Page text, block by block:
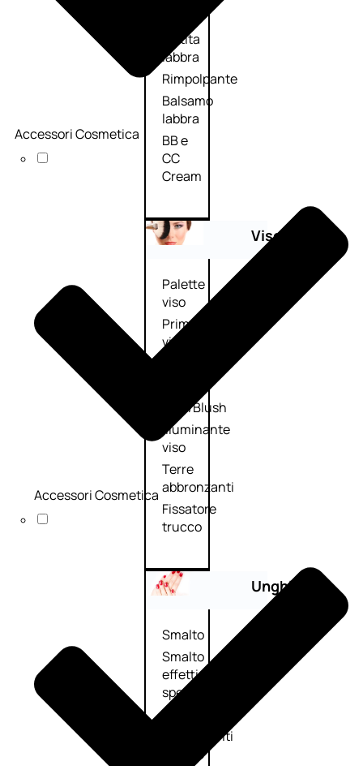
Matita
labbra
Rimpolpante
Balsamo
labbra
BB e
CC
Cream
Viso
Palette
viso
Primer
viso
Fard/Blush
Illuminante
viso
Terre
abbronzanti
Fissatore
trucco
Unghie
Smalto
Smalto
effetti
speciali
Solvente
Trattamenti
unghie
Accessori Cosmetica
Accessori Cosmetica